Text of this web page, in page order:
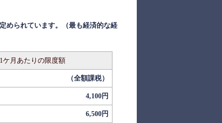
められています。（最も経済的な経
1ケ月あたりの限度額
（全額課税）
4,100円
6,500円